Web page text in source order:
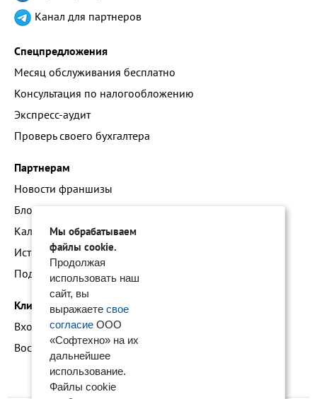
Канал для партнеров
Спецпредложения
Месяц обслуживания бесплатно
Консультация по налогообложению
Экспресс-аудит
Проверь своего бухгалтера
Партнерам
Новости франшизы
Блог про наши технологии
Календарь мероприятий
Истории успеха
Подать заявку на франшизу
Клиентам
Вход в личный кабинет
Восстановление доступа к сервису 1С:БО
Мы обрабатываем
файлы cookie.
Продолжая
использовать наш
сайт, вы
выражаете свое
согласиеООО
«Софтехно» на их
дальнейшее
использование.
Файлы cookie